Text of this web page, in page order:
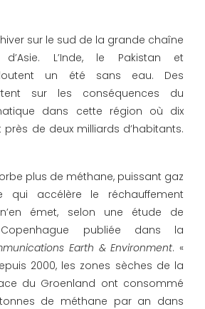
sur le sud de la grande chaîne
L’Inde, le Pakistan et
un été sans eau. Des
sur les conséquences du
dans cette région où dix
de deux milliards d’habitants.
plus de méthane, puissant gaz
accélère le réchauffement
émet, selon une étude de
publiée dans la
Earth & Environment. «
2000, les zones sèches de la
du Groenland ont consommé
de méthane par an dans